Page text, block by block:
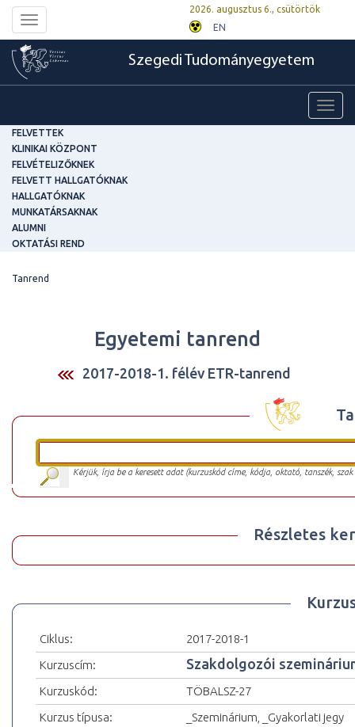
Toggle
navigation
2026. augusztus 6., csütörtök
EN
Szegedi Tudományegyetem
FELVETTEK
KLINIKAI KÖZPONT
FELVÉTELIZŐKNEK
FELVETT HALLGATÓKNAK
HALLGATÓKNAK
MUNKATÁRSAKNAK
ALUMNI
OKTATÁSI REND
Tanrend
Egyetemi tanrend
2017-2018-1. félév ETR-tanrend
Kérjük, írja be a keresett adat (kurzuskód címe, kódja, oktató, tanszék,
Részletes
Ciklus:
2017-2018-1
Kurzuscím:
Szakdolgozói
Kurzuskód:
TÖBALSZ-27
Kurzus típusa:
_Szeminárium, _Gyakorlati jegy